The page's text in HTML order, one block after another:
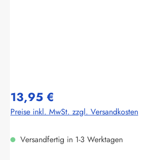
13,95 €
Preise inkl. MwSt. zzgl. Versandkosten
Versandfertig in 1-3 Werktagen